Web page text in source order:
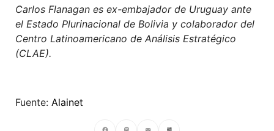
Carlos Flanagan es ex-embajador de Uruguay ante
el Estado Plurinacional de Bolivia y colaborador del
Centro Latinoamericano de Análisis Estratégico
(CLAE).
Fuente: Alainet